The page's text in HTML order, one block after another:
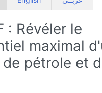
: Révéler le
maximal
pétrole et